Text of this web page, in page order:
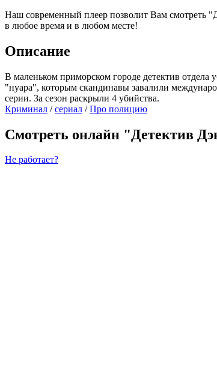
Наш современный плеер позволит Вам смотреть
в любое время и в любом месте!
Описание
В маленьком приморском городе детектив отдела
"нуара", которым скандинавы завалили
серии. За сезон раскрыли 4 убийства.
Криминал /cериал /Про полицию
Смотреть онлайн "Детектив
Не работает?